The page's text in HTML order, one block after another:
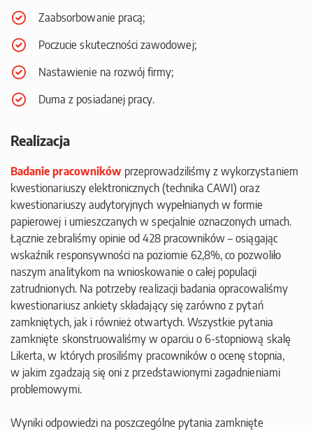
Zaabsorbowanie pracą;
Poczucie skuteczności zawodowej;
Nastawienie na rozwój firmy;
Duma z posiadanej pracy.
Realizacja
Badanie pracowników przeprowadziliśmy z wykorzystaniem
kwestionariuszy elektronicznych (technika CAWI) oraz
kwestionariuszy audytoryjnych wypełnianych w formie
papierowej i umieszczanych w specjalnie oznaczonych urnach.
Łącznie zebraliśmy opinie od 428 pracowników – osiągając
wskaźnik responsywności na poziomie 62,8%, co pozwoliło
naszym analitykom na wnioskowanie o całej populacji
zatrudnionych. Na potrzeby realizacji badania opracowaliśmy
kwestionariusz ankiety składający się zarówno z pytań
zamkniętych, jak i również otwartych. Wszystkie pytania
zamknięte skonstruowaliśmy w oparciu o 6-stopniową skalę
Likerta, w których prosiliśmy pracowników o ocenę stopnia,
w jakim zgadzają się oni z przedstawionymi zagadnieniami
problemowymi.
Wyniki odpowiedzi na poszczególne pytania zamknięte